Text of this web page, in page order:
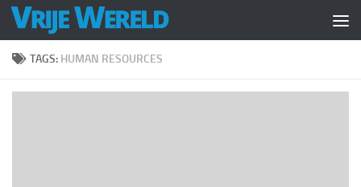
Doorgaan naar inhoud
TAGS: HUMAN RESOURCES